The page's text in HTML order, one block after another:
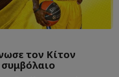
τον Κίτον
συμβόλαιο